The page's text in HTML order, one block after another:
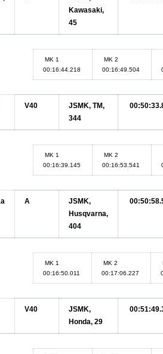
Kawasaki,
45
MK 1
00:16:44.218
MK 2
00:16:49.504
V40
JSMK, TM,
344
MK 1
00:16:39.145
MK 2
00:16:53.541
A
JSMK,
Husqvarna,
404
MK 1
00:16:50.011
MK 2
00:17:06.227
V40
JSMK,
Honda, 29